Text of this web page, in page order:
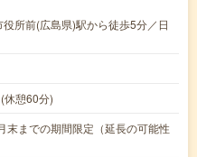
所前(広島県)駅から徒歩5分／日
休憩60分)
末までの期間限定（延長の可能性